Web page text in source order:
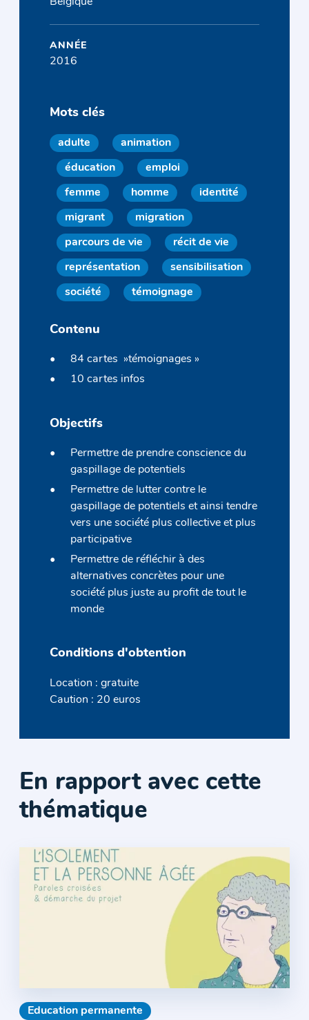
ANNÉE
2016
Mots clés
adulte animation
éducation emploi
femme homme identité
migrant migration
parcours de vie récit de vie
représentation sensibilisation
société témoignage
Contenu
84 cartes »témoignages »
10 cartes infos
Objectifs
Permettre de prendre conscience du
gaspillage de potentiels
Permettre de lutter contre le
gaspillage de potentiels et ainsi tendre
vers une société plus collective et plus
participative
Permettre de réfléchir à des
alternatives concrètes pour une
société plus juste au profit de tout le
monde
Conditions d'obtention
Location : gratuite
Caution : 20 euros
En rapport avec cette
thématique
Education permanente